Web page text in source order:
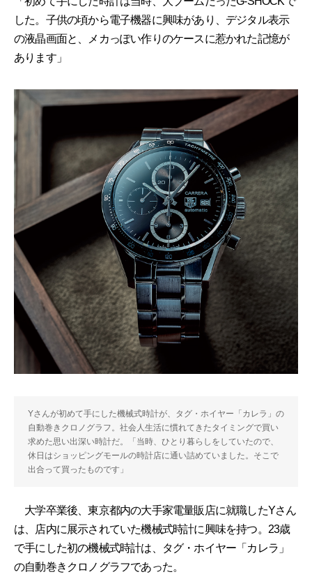
した。子供の頃から電子機器に興味があり、デジタル表示
の液晶画面と、メカっぽい作りのケースに惹かれた記憶が
あります」
Yさんが初めて手にした機械式時計が、タグ・ホイヤー「カレラ」の
自動巻きクロノグラフ。社会人生活に慣れてきたタイミングで買い
求めた思い出深い時計だ。「当時、ひとり暮らしをしていたので、
休日はショッピングモールの時計店に通い詰めていました。そこで
出合って買ったものです」
大学卒業後、東京都内の大手家電量販店に就職したYさん
は、店内に展示されていた機械式時計に興味を持つ。23歳
で手にした初の機械式時計は、タグ・ホイヤー「カレラ」
の自動巻きクロノグラフであった。